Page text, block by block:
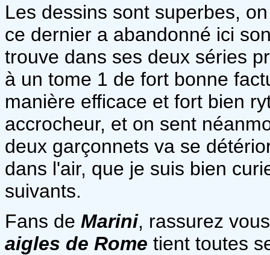
Les dessins sont superbes,
ce dernier a abandonné ici
trouve dans ses deux séries
à un tome 1 de fort bonne
manière efficace et fort bien
accrocheur, et on sent
deux garçonnets va se
dans l'air, que je suis bien
suivants.
Fans de Marini, rassurez
aigles de Rome tient toutes